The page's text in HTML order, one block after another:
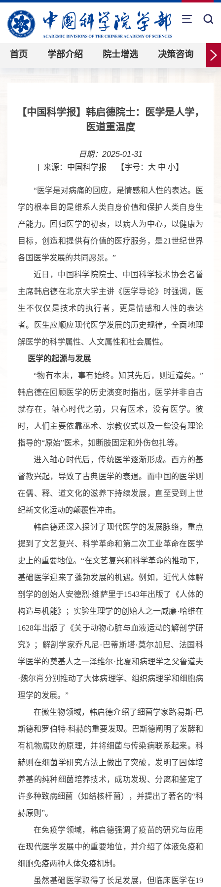
首页 学部介绍 院士增选 决策咨询
【中国科学报】韩启德院士：医学是人学，
医道重温度
日期：2025-01-31
来源：中国科学报 【字号： 大 中 小】
“医学是对病痛的回应，是情感和人性的表达。医
学的根本目的是维系人类自身价值和保护人类自身生
产能力。回归医学的初衷，以病人为中心，以健康为
目标，创造和提供有价值的医疗服务，是21世纪世界
各国医学发展的共同愿景。”
近日，中国科学院院士、中国科学技术协会名誉
主席韩启德在北京大学主讲《医学导论》时强调，医
生不仅仅是技术的执行者，更是情感和人性的表达
者。医生应顺应现代医学发展的历史规律，全面地理
解医学的科学属性、人文属性和社会属性。
医学的起源与发展
“物有本末，事有始终。知其先后，则近道矣。”
韩启德在回顾医学的历史演变时指出，医学并非自古
就存在，轴心时代之前，只有医术，没有医学。彼
时，人们主要依靠巫术、宗教仪式以及一些没有理论
指导的“原始”医术，如断肢固定和外伤包扎等。
进入轴心时代后，传统医学逐渐形成。西方的基
督教兴起，导致了古典医学的衰退。而中国的医学则
在儒、释、道文化的滋养下持续发展，直至受到上世
纪新文化运动的颠覆性冲击。
韩启德还深入探讨了现代医学的发展脉络，重点
提到了文艺复兴、科学革命和第二次工业革命在医学
史上的重要地位。“在文艺复兴和科学革命的推动下，
基础医学迎来了蓬勃发展的机遇。例如，近代人体解
剖学的创始人安德烈·维萨里于1543年出版了《人体的
构造与机能》；实验生理学的创始人之一威廉·哈维在
1628年出版了《关于动物心脏与血液运动的解剖学研
究》；解剖学家乔凡尼·巴蒂斯塔·莫尔加尼、法国科
学医学的奠基人之一泽维尔·比夏和病理学之父鲁道夫
·魏尔肖分别推动了大体病理学、组织病理学和细胞病
理学的发展。”
在微生物领域，韩启德介绍了细菌学家路易斯·巴
斯德和罗伯特·科赫的重要发现。巴斯德阐明了发酵和
有机物腐败的原理，并将细菌与传染病联系起来。科
赫则在细菌学研究方法上做出了突破，发明了固体培
养基的纯种细菌培养技术，成功发现、分离和鉴定了
许多种致病细菌（如结核杆菌），并提出了著名的“科
赫原则”。
在免疫学领域，韩启德强调了疫苗的研究与应用
在现代医学发展中的重要地位，并介绍了体液免疫和
细胞免疫两种人体免疫机制。
虽然基础医学取得了长足发展，但临床医学在19